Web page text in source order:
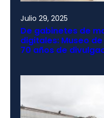
Julio 29, 2025
De gabinetes de
digitales: Museo
70 años de